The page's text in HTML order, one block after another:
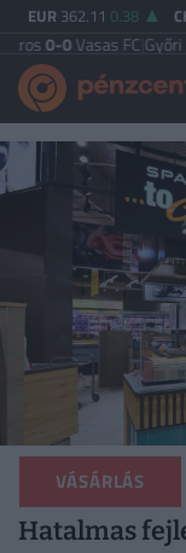
EUR 362.11 0.38
FC|Győri ETO FC4-0
VÁSÁRLÁS
Hatalmas